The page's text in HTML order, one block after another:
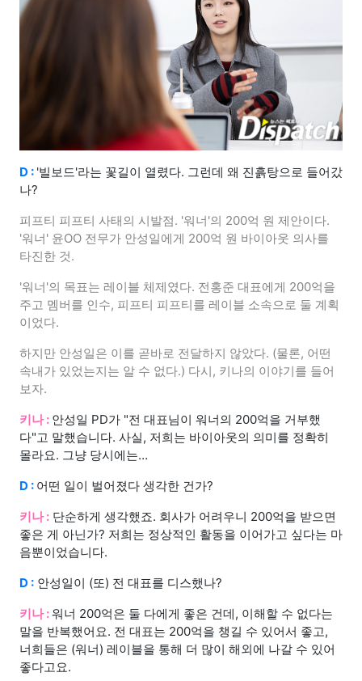
D : '빌보드'라는 꽃길이 열렸다. 그런데 왜 진흙탕으로 들어갔
나?
피프티 피프티 사태의 시발점. '워너'의 200억 원 제안이다.
'워너' 윤OO 전무가 안성일에게 200억 원 바이아웃 의사를
타진한 것.
'워너'의 목표는 레이블 체제였다. 전홍준 대표에게 200억을
주고 멤버를 인수, 피프티 피프티를 레이블 소속으로 둘 계획
이었다.
하지만 안성일은 이를 곧바로 전달하지 않았다. (물론, 어떤
속내가 있었는지는 알 수 없다.) 다시, 키나의 이야기를 들어
보자.
키나 : 안성일 PD가 "전 대표님이 워너의 200억을 거부했
다"고 말했습니다. 사실, 저희는 바이아웃의 의미를 정확히
몰라요. 그냥 당시에는…
D : 어떤 일이 벌어졌다 생각한 건가?
키나 : 단순하게 생각했죠. 회사가 어려우니 200억을 받으면
좋은 게 아닌가? 저희는 정상적인 활동을 이어가고 싶다는 마
음뿐이었습니다.
D : 안성일이 (또) 전 대표를 디스했나?
키나 :워너 200억은 둘 다에게 좋은 건데, 이해할 수 없다는
말을 반복했어요. 전 대표는 200억을 챙길 수 있어서 좋고,
너희들은 (워너) 레이블을 통해 더 많이 해외에 나갈 수 있어
좋다고요.